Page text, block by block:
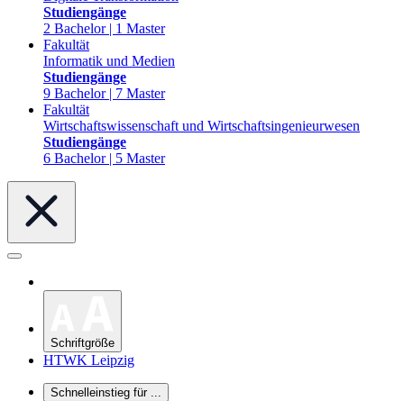
Studiengänge
2 Bachelor | 1 Master
Fakultät
Informatik und Medien
Studiengänge
9 Bachelor | 7 Master
Fakultät
Wirtschaftswissenschaft und Wirtschaftsingenieurwesen
Studiengänge
6 Bachelor | 5 Master
Schriftgröße
HTWK Leipzig
Schnelleinstieg für ...